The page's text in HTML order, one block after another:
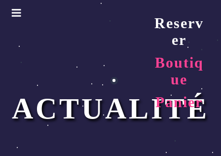
Aller
u
Reserv
er
Boutiq
ue
Panier
ACTUALITÉ